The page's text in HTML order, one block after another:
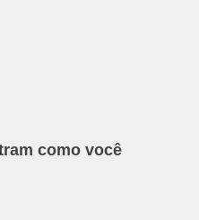
como você